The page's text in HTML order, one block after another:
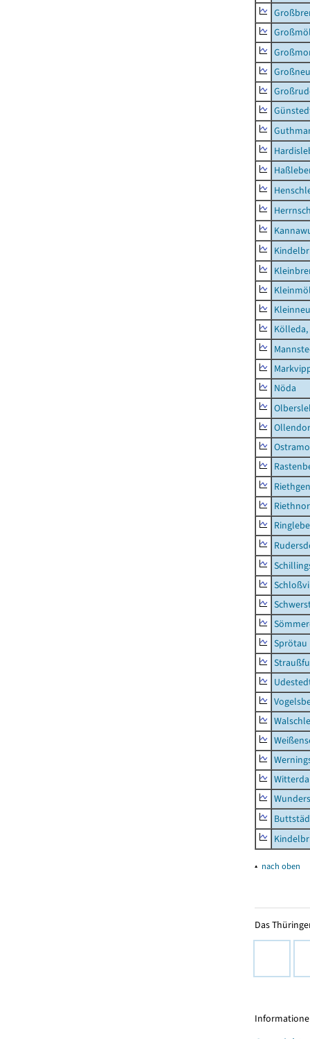
Nöda
Riethgen
Sprötau
Witterda
▴ nach oben
Das